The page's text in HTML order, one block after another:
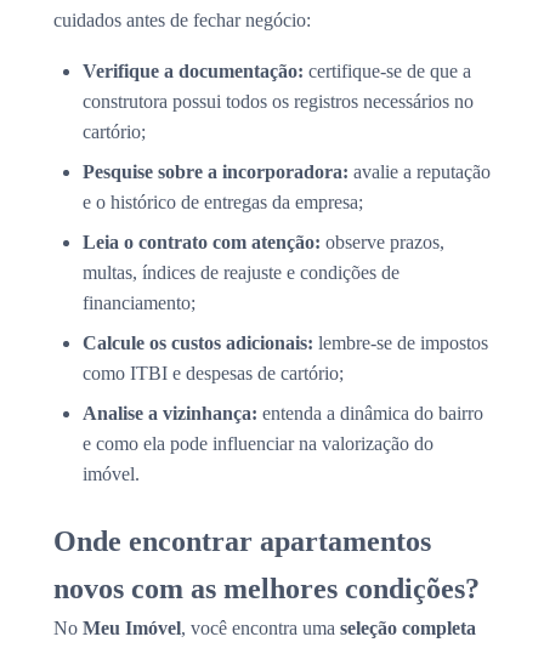
cuidados antes de fechar negócio:
Verifique a documentação: certifique-se de que a
construtora possui todos os registros necessários no
cartório;
Pesquise sobre a incorporadora: avalie a reputação
e o histórico de entregas da empresa;
Leia o contrato com atenção: observe prazos,
multas, índices de reajuste e condições de
financiamento;
Calcule os custos adicionais: lembre-se de impostos
como ITBI e despesas de cartório;
Analise a vizinhança: entenda a dinâmica do bairro
e como ela pode influenciar na valorização do
imóvel.
Onde encontrar apartamentos
novos com as melhores condições?
No Meu Imóvel, você encontra uma seleção completa